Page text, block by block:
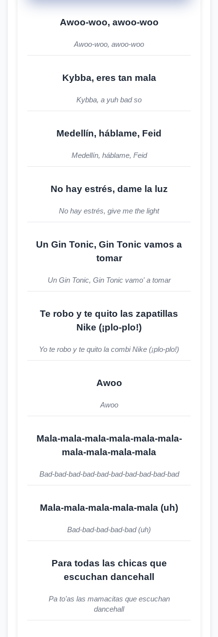
Awoo-woo, awoo-woo
Awoo-woo, awoo-woo
Kybba, eres tan mala
Kybba, a yuh bad so
Medellín, háblame, Feid
Medellín, háblame, Feid
No hay estrés, dame la luz
No hay estrés, give me the light
Un Gin Tonic, Gin Tonic vamos a
tomar
Un Gin Tonic, Gin Tonic vamo' a tomar
Te robo y te quito las zapatillas
Nike (¡plo-plo!)
Yo te robo y te quito la combi Nike (¡plo-plo!)
Awoo
Awoo
Mala-mala-mala-mala-mala-mala-
mala-mala-mala-mala
Bad-bad-bad-bad-bad-bad-bad-bad-bad-bad
Mala-mala-mala-mala-mala (uh)
Bad-bad-bad-bad-bad (uh)
Para todas las chicas que
escuchan dancehall
Pa to'as las mamacitas que escuchan
dancehall